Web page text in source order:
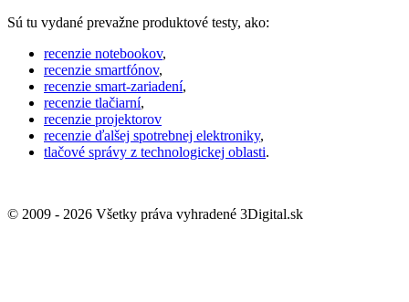
Sú tu vydané prevažne produktové testy, ako:
recenzie notebookov,
recenzie smartfónov,
recenzie smart-zariadení,
recenzie tlačiarní,
recenzie projektorov
recenzie ďalšej spotrebnej elektroniky,
tlačové správy z technologickej oblasti.
© 2009 - 2026 Všetky práva vyhradené 3Digital.sk